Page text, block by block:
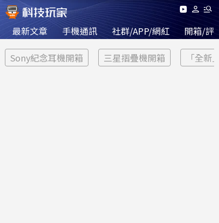
最新文章 手機通訊 社群/APP/網紅 開箱/評
Sony紀念耳機開箱 三星摺疊機開箱 「全新